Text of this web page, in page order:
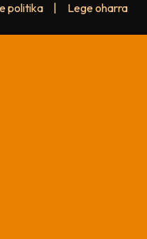
politika Lege oharra